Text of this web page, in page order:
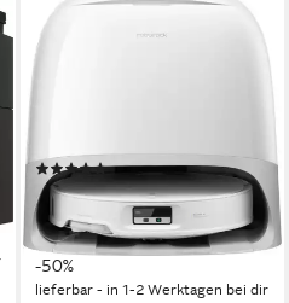
ROBOROCK
Saugroboter mit
(3)
ab 649,00 € UVP1.299,00 €
nur diesen Monat
18,84 €mtl. in 48 Raten
-50%
lieferbar - in 1-2 Werktagen bei dir